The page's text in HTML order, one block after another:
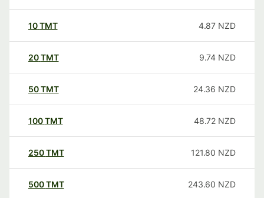
10TMT 4.87 NZD
20TMT 9.74 NZD
50TMT 24.36 NZD
100TMT 48.72 NZD
250TMT 121.80 NZD
500TMT 243.60 NZD